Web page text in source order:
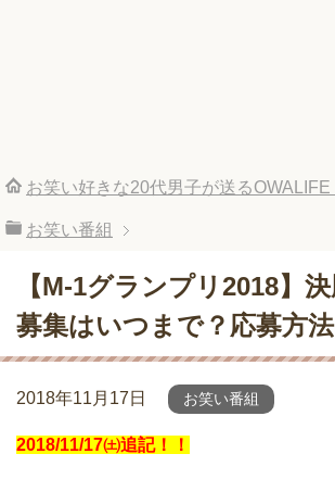
お笑い好きな20代男子が送るOWALIFE
お笑い番組
【M-1グランプリ2018】
募集はいつまで？応募方
2018年11月17日 お笑い番組
2018/11/17㈯追記！！